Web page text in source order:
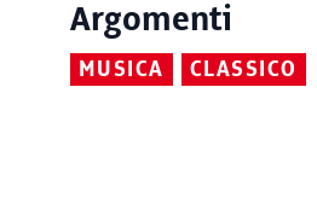
Argomenti
MUSICA CLASSICO